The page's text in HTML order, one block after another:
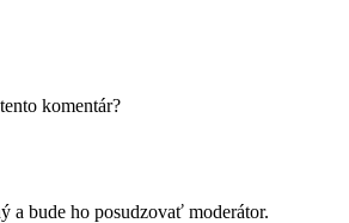
komentár?
a bude ho posudzovať moderátor.